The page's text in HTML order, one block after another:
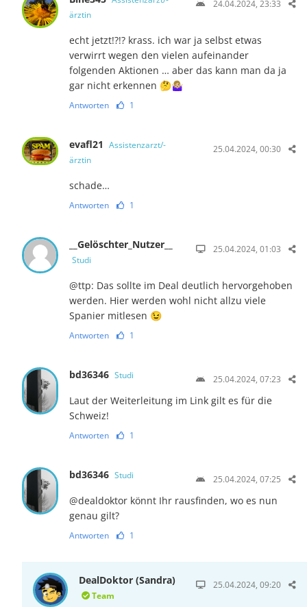
ärztin
24.04.2024, 23:33
echt jetzt!?!? krass. ich war ja selbst etwas
verwirrt wegen den vielen aufeinander
folgenden Aktionen … aber das kann man da ja
gar nicht erkennen 🤔🤷🏼‍♀️
Antworten 1
evafl21
Assistenzarzt/-
ärztin
25.04.2024, 00:30
schade…
Antworten 1
__Gelöschter_Nutzer__
Studi
25.04.2024, 01:03
@ttp: Das sollte im Deal deutlich hervorgehoben
werden. Hier werden wohl nicht allzu viele
Spanier mitlesen 😉
Antworten 1
bd36346 Studi 25.04.2024, 07:23
Laut der Weiterleitung im Link gilt es für die
Schweiz!
Antworten 1
bd36346 Studi 25.04.2024, 07:25
@dealdoktor könnt Ihr rausfinden, wo es nun
genau gilt?
Antworten 1
DealDoktor (Sandra)
Team
25.04.2024, 09:20